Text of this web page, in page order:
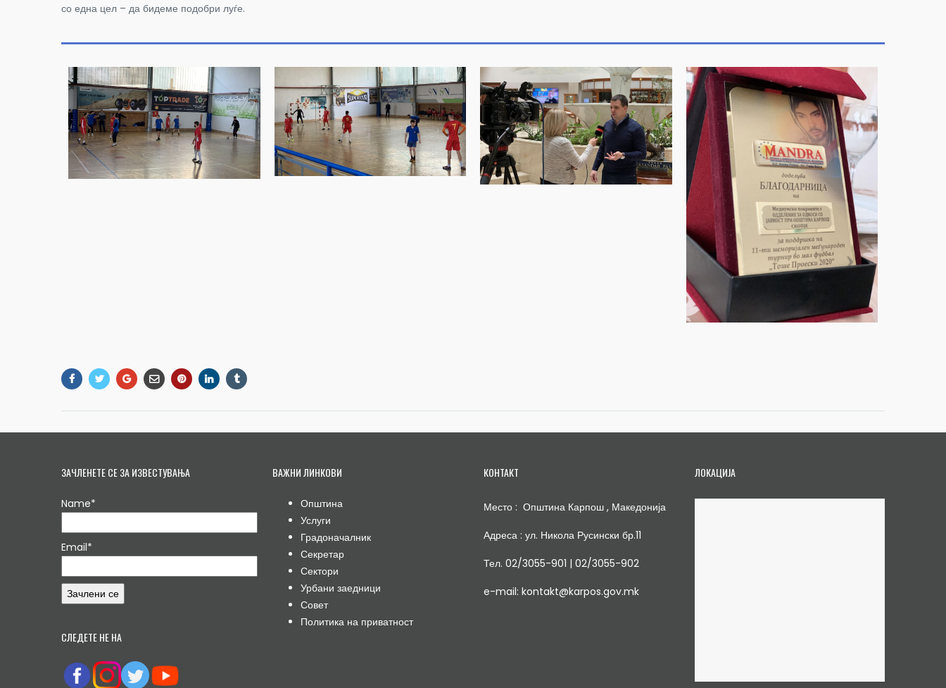
со една цел – да бидеме подобри луѓе.
ЗАЧЛЕНЕТЕ СЕ ЗА ИЗВЕСТУВАЊА
Name*
Email*
СЛЕДЕТЕ НЕ НА
ВАЖНИ ЛИНКОВИ
Општина
Услуги
Градоначалник
Секретар
Сектори
Урбани заедници
Совет
Политика на приватност
КОНТАКТ
Место : Општина Карпош , Македонија
Адреса : ул. Никола Русински бр.11
Тел. 02/3055-901 | 02/3055-902
e-mail: kontakt@karpos.gov.mk
ЛОКАЦИЈА